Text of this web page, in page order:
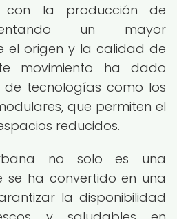
con la producción de
un mayor
el origen y la calidad de
movimiento ha dado
tecnologías como los
que permiten el
reducidos.
no solo es una
se ha convertido en una
la disponibilidad